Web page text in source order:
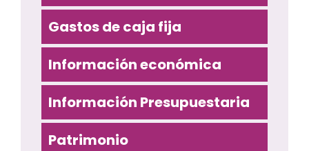
Gastos de caja fija
Información económica
Información Presupuestaria
Patrimonio